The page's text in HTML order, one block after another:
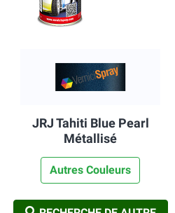
JRJ Tahiti Blue Pearl
Métallisé
Autres Couleurs